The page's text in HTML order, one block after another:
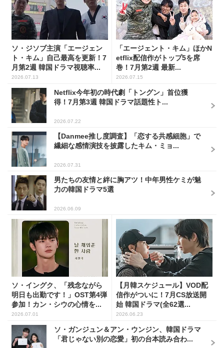
ソ・ジソブ主演「エージェン
ト・キム」自己最高を更新！7
月第2週 韓国ドラマ視聴率...
2026.07.13
「エージェント・キム」ほかN
etflix配信作がトップ5を席
巻！7月第2週 最新...
2026.07.15
Netflix今年初の時代劇「トングン」首位獲
得！7月第3週 韓国ドラマ話題性ト...
2026.07.22
【Danmee推し度調査】「恋する共感細胞」で
繊細な感情演技を披露したキム・ミョ...
2026.07.31
男たちの友情と絆に胸アツ！中年男性ケミが魅
力の韓国ドラマ5選
2026.06.09
ソ・イングク、「残念ながら
明日も出勤です！」OST第4弾
参加！カン・シウの心情を...
2026.07.01
【月韓スケジュール】VOD配
信作がついに！7月CS放送開
始 韓国ドラマ(全62選...
2026.06.23
ソ・ガンジュン＆アン・ウンジン、韓国ドラマ
「君じゃない別の恋愛」初の台本読み合わ...